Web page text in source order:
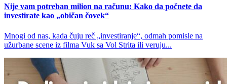
Nije vam potreban milion na računu: Kako da počnete da
investirate kao „običan čovek“
Mnogi od nas, kada čuju reč „investiranje“, odmah pomisle na
užurbane scene iz filma Vuk sa Vol Strita ili veruju...